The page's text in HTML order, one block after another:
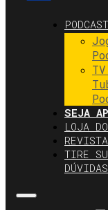
SEJA
LOJA
TIRE
DÚVIDAS